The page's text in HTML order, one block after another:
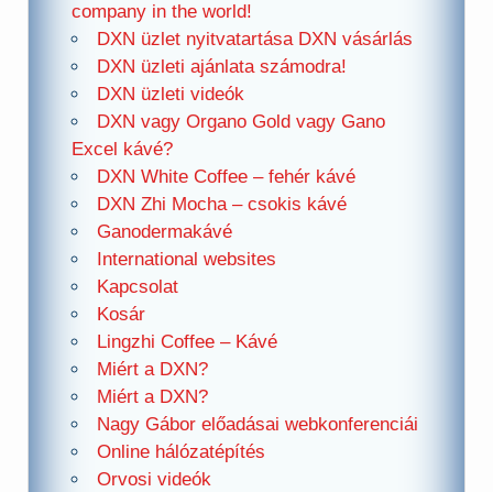
company in the world!
DXN üzlet nyitvatartása DXN vásárlás
DXN üzleti ajánlata számodra!
DXN üzleti videók
DXN vagy Organo Gold vagy Gano
Excel kávé?
DXN White Coffee – fehér kávé
DXN Zhi Mocha – csokis kávé
Ganodermakávé
International websites
Kapcsolat
Kosár
Lingzhi Coffee – Kávé
Miért a DXN?
Miért a DXN?
Nagy Gábor előadásai webkonferenciái
Online hálózatépítés
Orvosi videók